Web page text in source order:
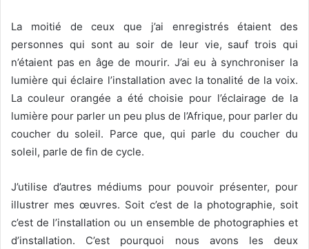
La moitié de ceux que j’ai enregistrés étaient des
personnes qui sont au soir de leur vie, sauf trois qui
n’étaient pas en âge de mourir. J’ai eu à synchroniser la
lumière qui éclaire l’installation avec la tonalité de la voix.
La couleur orangée a été choisie pour l’éclairage de la
lumière pour parler un peu plus de l’Afrique, pour parler du
coucher du soleil. Parce que, qui parle du coucher du
soleil, parle de fin de cycle.
J’utilise d’autres médiums pour pouvoir présenter, pour
illustrer mes œuvres. Soit c’est de la photographie, soit
c’est de l’installation ou un ensemble de photographies et
d’installation. C’est pourquoi nous avons les deux